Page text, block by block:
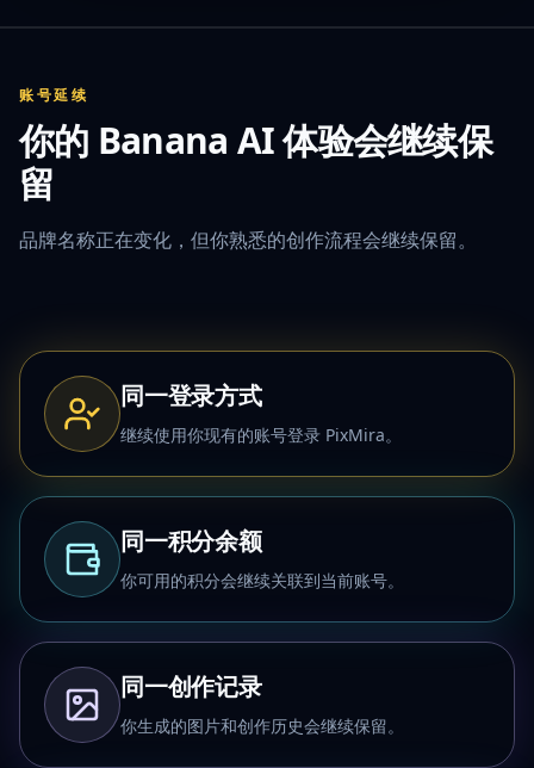
账号延续
你的 Banana AI 体验会继续保
留
品牌名称正在变化，但你熟悉的创作流程会继续保留。
同一登录方式
继续使用你现有的账号登录 PixMira。
同一积分余额
你可用的积分会继续关联到当前账号。
同一创作记录
你生成的图片和创作历史会继续保留。